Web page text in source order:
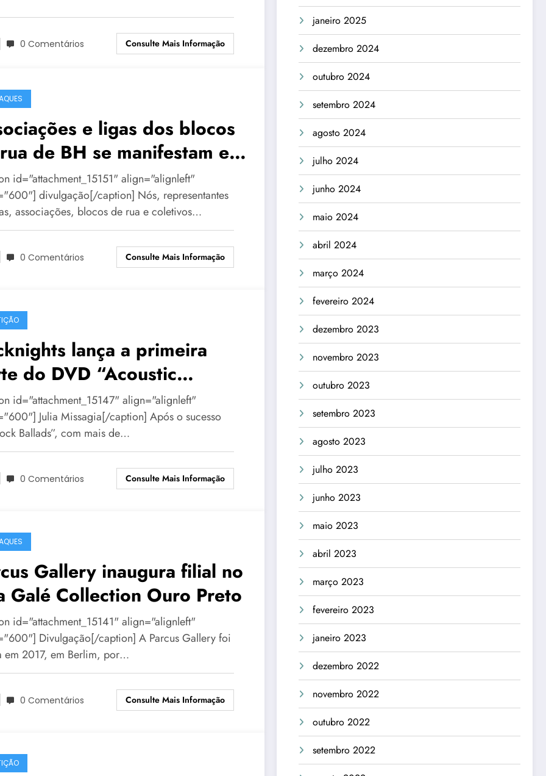
0 Comentários Consulte Mais Informação
e ligas dos blocos
de BH se manifestam em
de repúdio
id="attachment_15151" align="alignleft"
divulgação[/caption] Nós, representantes
associações, blocos de rua e coletivos…
0 Comentários Consulte Mais Informação
lança a primeira
do DVD “Acoustic
em BH
id="attachment_15147" align="alignleft"
Julia Missagia[/caption] Após o sucesso
Ballads”, com mais de…
0 Comentários Consulte Mais Informação
Gallery inaugura filial no
Galé Collection Ouro Preto
id="attachment_15141" align="alignleft"
Divulgação[/caption] A Parcus Gallery foi
em 2017, em Berlim, por…
0 Comentários Consulte Mais Informação
janeiro 2025
dezembro 2024
outubro 2024
setembro 2024
agosto 2024
julho 2024
junho 2024
maio 2024
abril 2024
março 2024
fevereiro 2024
dezembro 2023
novembro 2023
outubro 2023
setembro 2023
agosto 2023
julho 2023
junho 2023
maio 2023
abril 2023
março 2023
fevereiro 2023
janeiro 2023
dezembro 2022
novembro 2022
outubro 2022
setembro 2022